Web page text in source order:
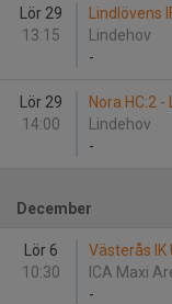
Lör 29
13:15
Lindlövens
Lindehov
-
Lör 29
14:00
Nora HC:2
Lindehov
-
December
Lör 6
10:30
Västerås IK
ICA Maxi
-